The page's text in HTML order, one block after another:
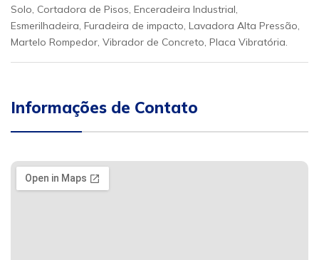
Solo, Cortadora de Pisos, Enceradeira Industrial,
Esmerilhadeira, Furadeira de impacto, Lavadora Alta Pressão,
Martelo Rompedor, Vibrador de Concreto, Placa Vibratória.
Informações de Contato